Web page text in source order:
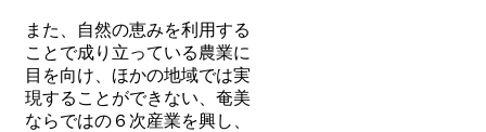
また、自然の恵みを利用する
ことで成り立っている農業に
目を向け、ほかの地域では実
現することができない、奄美
ならではの６次産業を興し、